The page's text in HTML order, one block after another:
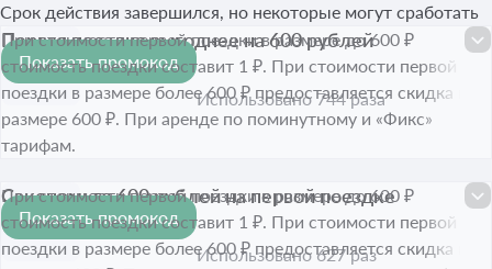
Срок действия завершился, но некоторые могут сработать
600 ₽
Первая поездка выгоднее на 600 рублей
Срок акции истёк
При стоимости первой поездки в размере до 600 ₽
стоимость поездки составит 1 ₽. При стоимости первой
поездки в размере более 600 ₽ предоставляется скидка в
размере 600 ₽. При аренде по поминутному и «Фикс»
тарифам.
Показать промокод
Использовано 744 раза
600 ₽
Сэкономьте 600 рублей на первой поездке
Срок акции истёк
При стоимости первой поездки в размере до 600 ₽
стоимость поездки составит 1 ₽. При стоимости первой
поездки в размере более 600 ₽ предоставляется скидка в
Показать промокод
Использовано 627 раз